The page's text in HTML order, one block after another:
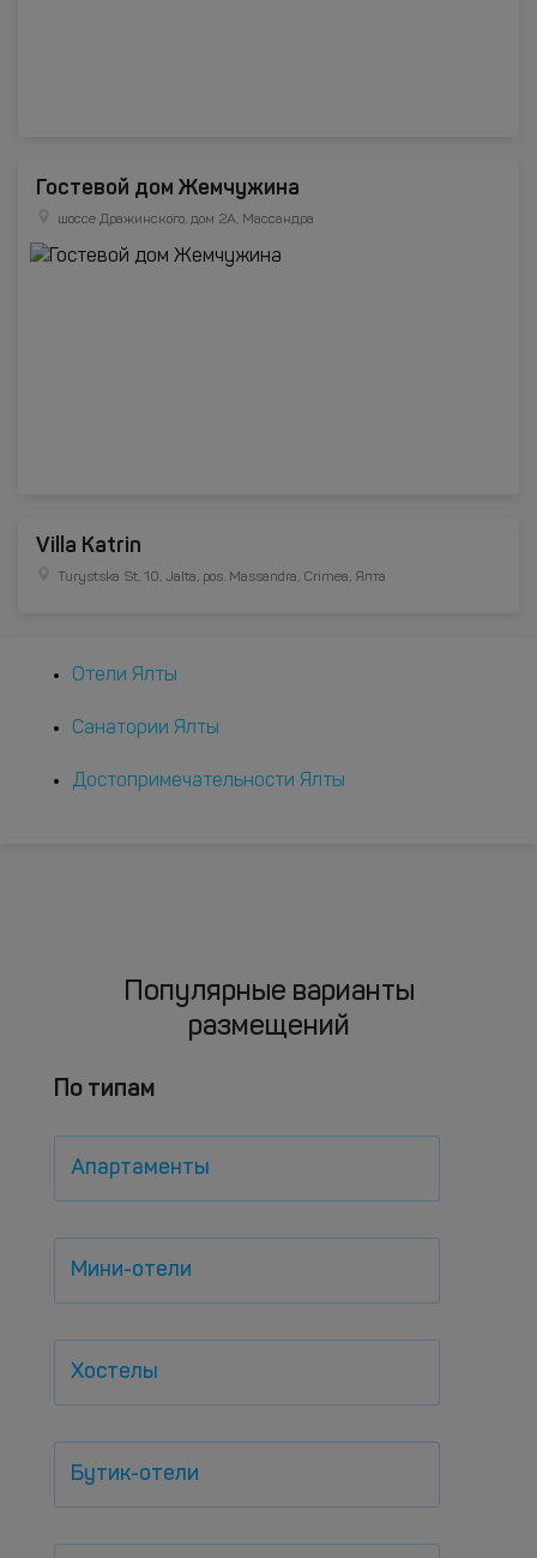
Гостевой дом Жемчужина
шоссе Дражинского, дом 2А, Массандра
Villa Katrin
Turystska St, 10, Jalta, pos. Massandra, Crimea, Ялта
Отели Ялты
Санатории Ялты
Достопримечательности Ялты
Популярные варианты
размещений
По типам
Апартаменты
Мини-отели
Хостелы
Бутик-отели